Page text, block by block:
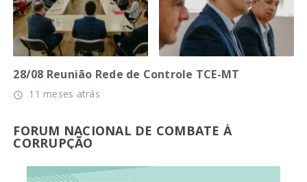
28/08 Reunião Rede de Controle TCE-MT
access_time 11 meses atrás
FORUM NACIONAL DE COMBATE À
CORRUPÇÃO